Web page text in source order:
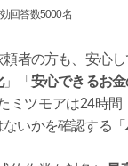
回答数5000名
頼者の方も、安心
」「 安心できるお
ミツモアは24時
いかを確認する「